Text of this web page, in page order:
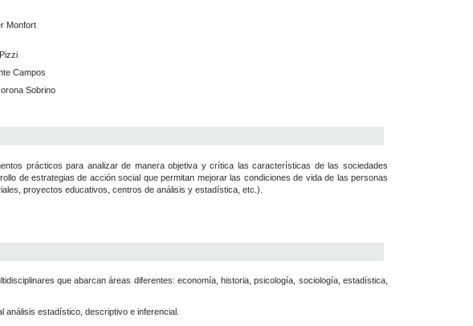
Monfort
Campos
Sobrino
prácticos para analizar de manera objetiva y crítica las características de las sociedades
de estrategias de acción social que permitan mejorar las condiciones de vida de las personas
proyectos educativos, centros de análisis y estadística, etc.).
que abarcan áreas diferentes: economía, historia, psicología, sociología, estadística,
análisis estadístico, descriptivo e inferencial.